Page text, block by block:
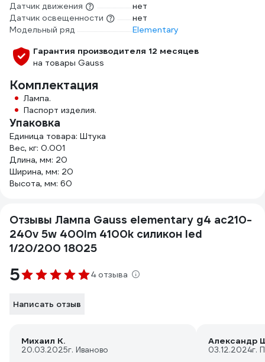
Датчик движения
нет
Датчик освещенности
нет
Модельный ряд
Elementary
Гарантия производителя 12 месяцев
на товары Gauss
Комплектация
Лампа.
Паспорт изделия.
Упаковка
Единица товара: Штука
Вес, кг: 0.001
Длина, мм: 20
Ширина, мм: 20
Высота, мм: 60
Отзывы Лампа Gauss elementary g4 ac210-
240v 5w 400lm 4100k силикон led
1/20/200 18025
5 4 отзыва
Написать отзыв
Михаил К.
20.03.2025г. Иваново
Александр
03.12.2024г.